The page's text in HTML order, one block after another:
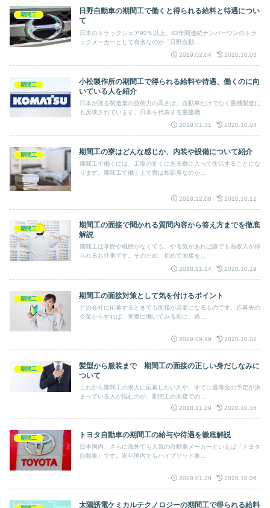
期間工
日野自動車の期間工で働くと得られる給料と待遇につい
て
日本のトラックシェア90％以上、42年間連続ナンバーワンのトラ
ックメーカーとして有名なのが「日野自動...
2019.02.04
2020.10.03
期間工
小松製作所の期間工で得られる給料や待遇、働くのに向
いている人を紹介
日本が誇る製造業の技術力の高さは、自動車だけでなく重機製造に
も反映されています。日本を代表する重建機...
2019.01.31
2020.10.04
期間工 期間工の寮はどんな感じか、内装や設備について紹介
期間工で働くには、工場の近くにある寮に入って生活することにな
ります。期間工で働く上で寮は相部屋なのか...
2018.12.08 2020.10.11
期間工
期間工の面接で聞かれる質問内容から答え方までを徹底
解説
期間工は学歴や職歴がなくても、やる気があれば誰でも高収入が得
られるお仕事です。そのため、初めて面接を...
2018.11.14
2020.10.19
期間工 期間工の面接対策として気を付けるポイント
どの会社に応募するときでも面接が必要になるものです。応募先の
企業からすれば、実際に働いてみる前に、適...
2019.09.19 2020.10.02
期間工
髪型から服装まで 期間工の面接の正しい身だしなみに
ついて
これから期間工の求人に応募したい人や、すでに選考会の予定が決
まっている人が悩むのが、期間工の面接での...
2018.11.29
2020.10.16
期間工 トヨタ自動車の期間工の給与や待遇を徹底解説
日本国内、さらに海外でも人気の自動車メーカーといえば「トヨタ
自動車」です。近年国内でもハイブリッド車...
2019.01.29 2020.10.06
太陽誘電ケミカルテクノロジーの期間工で得られる給料